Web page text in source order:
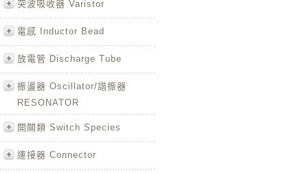
突波吸收器 Varistor
電感 Inductor Bead
放電管 Discharge Tube
振盪器 Oscillator/諧振器
RESONATOR
開關類 Switch Species
連接器 Connector